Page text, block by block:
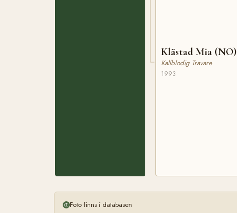
Klästad Mia (NO)
Kallblodig Travare
1993
Foto finns i databasen